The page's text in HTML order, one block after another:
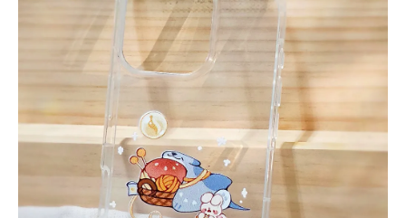
加入購物車
瀏覽更多